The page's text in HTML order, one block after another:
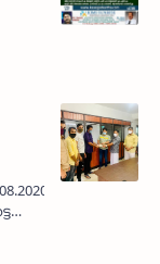
ജോലിക്കിടെ